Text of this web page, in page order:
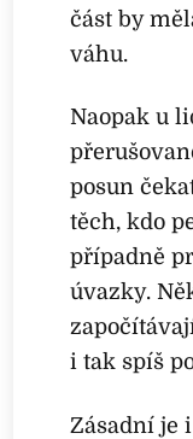
část by
váhu.
Naopak u
posun
těch, kdo
případně
úvazky.
i tak spíš
Zásadní je